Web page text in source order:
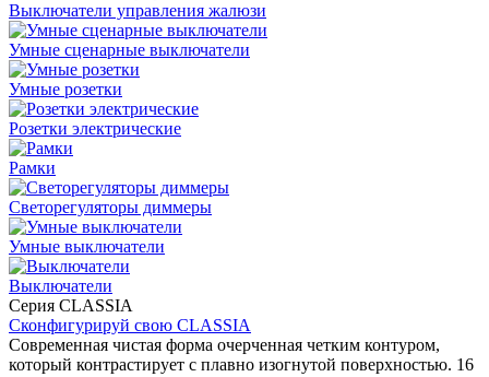
Выключатели управления жалюзи
Умные сценарные выключатели
Умные розетки
Розетки электрические
Рамки
Светорегуляторы диммеры
Умные выключатели
Выключатели
Серия CLASSIA
Сконфигурируй свою CLASSIA
Современная чистая форма очерченная четким контуром,
который контрастирует с плавно изогнутой поверхностью. 16